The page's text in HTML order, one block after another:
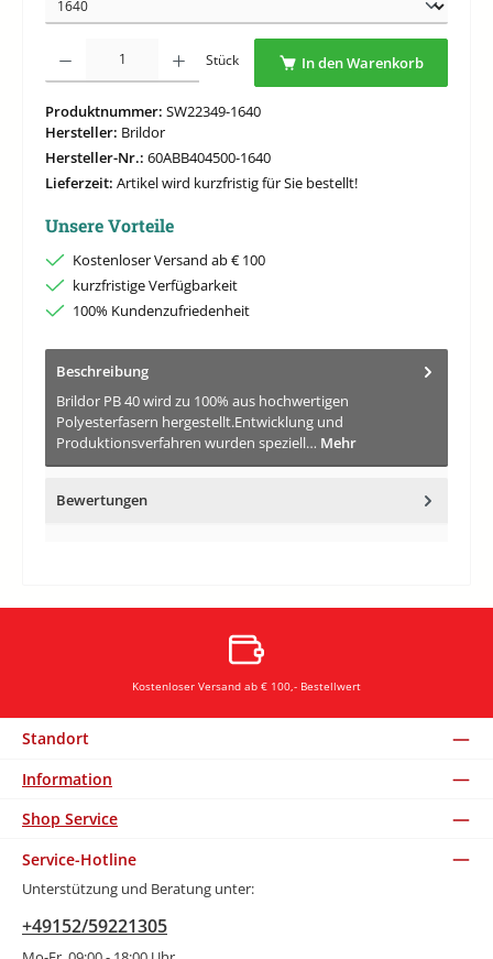
Produkt Anzahl: Gib den gewünschten Wert ein oder benutze die Schaltflächen um
Stück In den Warenkorb
Produktnummer: SW22349-1640
Hersteller: Brildor
Hersteller-Nr.: 60ABB404500-1640
Lieferzeit: Artikel wird kurzfristig für Sie bestellt!
Unsere Vorteile
Kostenloser Versand ab € 100
kurzfristige Verfügbarkeit
100% Kundenzufriedenheit
Beschreibung
Brildor PB 40 wird zu 100% aus hochwertigen
Polyesterfasern hergestellt.Entwicklung und
Produktionsverfahren wurden speziell… Mehr
Bewertungen
Kostenloser Versand ab € 100,- Bestellwert
Standort
Information
Shop Service
Service-Hotline
Unterstützung und Beratung unter:
+49152/59221305